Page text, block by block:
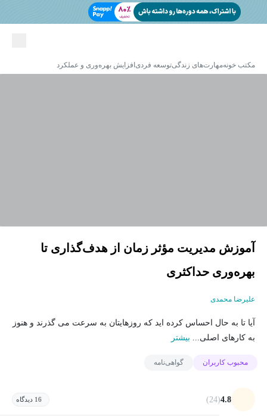
مکتب خونهمهارت‌های زندگیتوسعه فردی افزایش بهره‌وری و عملکرد
آموزش مدیریت مؤثر زمان از هدف‌گذاری تا
بهره‌وری حداکثری
علیرضا محمدی
آیا تا به حال احساس کرده اید که روزهایتان به سرعت می گذرند و هنوز
به کارهای اصلی... بیشتر
محبوب کاربران گواهی‌نامه
4.8
(24) 16 دیدگاه